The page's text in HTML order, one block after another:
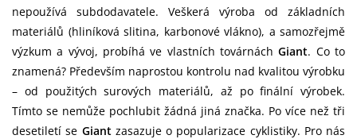
nepoužívá subdodavatele. Veškerá výroba od základních
materiálů (hliníková slitina, karbonové vlákno), a samozřejmě
výzkum a vývoj, probíhá ve vlastních továrnáchGiant. Co to
znamená? Především naprostou kontrolu nad kvalitou výrobku
– od použitých surových materiálů, až po finální výrobek.
Tímto se nemůže pochlubit žádná jiná značka. Po více než tři
desetiletí se Giant zasazuje o popularizace cyklistiky. Pro nás